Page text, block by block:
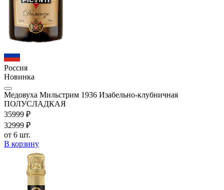
Россия
Новинка
Медовуха Мильстрим 1936 Изабельно-клубничная
ПОЛУСЛАДКАЯ
35999 ₽
32999 ₽
от 6 шт.
В корзину